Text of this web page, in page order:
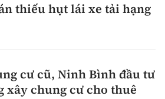
thiếu hụt lái xe tải hạng
cư cũ, Ninh Bình đầu tư
xây chung cư cho thuê